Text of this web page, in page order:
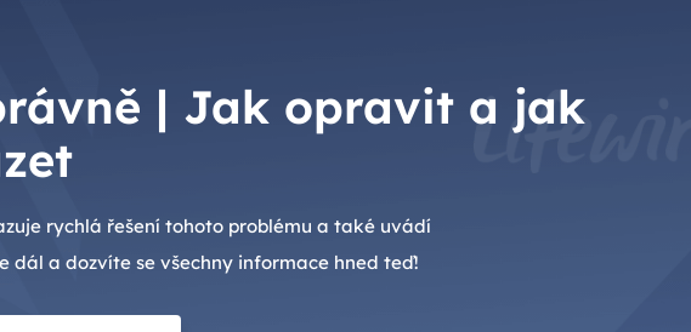
| Jak opravit a jak
rychlá řešení tohoto problému a také uvádí
a dozvíte se všechny informace hned teď!